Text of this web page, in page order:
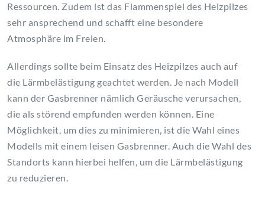
Ressourcen. Zudem ist das Flammenspiel des Heizpilzes
sehr ansprechend und schafft eine besondere
Atmosphäre im Freien.
Allerdings sollte beim Einsatz des Heizpilzes auch auf
die Lärmbelästigung geachtet werden. Je nach Modell
kann der Gasbrenner nämlich Geräusche verursachen,
die als störend empfunden werden können. Eine
Möglichkeit, um dies zu minimieren, ist die Wahl eines
Modells mit einem leisen Gasbrenner. Auch die Wahl des
Standorts kann hierbei helfen, um die Lärmbelästigung
zu reduzieren.